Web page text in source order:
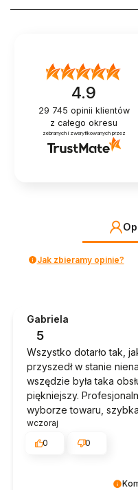
4.9
29 745 opinii klientów
z całego okresu
zebranych i zweryfikowanych przez
Jak zbieramy opinie?
Gabriela
5
Wszystko dotarło tak,
przyszedł w stanie
wszędzie była taka
piękniejszy.
wyborze towaru,
wczoraj
0
0